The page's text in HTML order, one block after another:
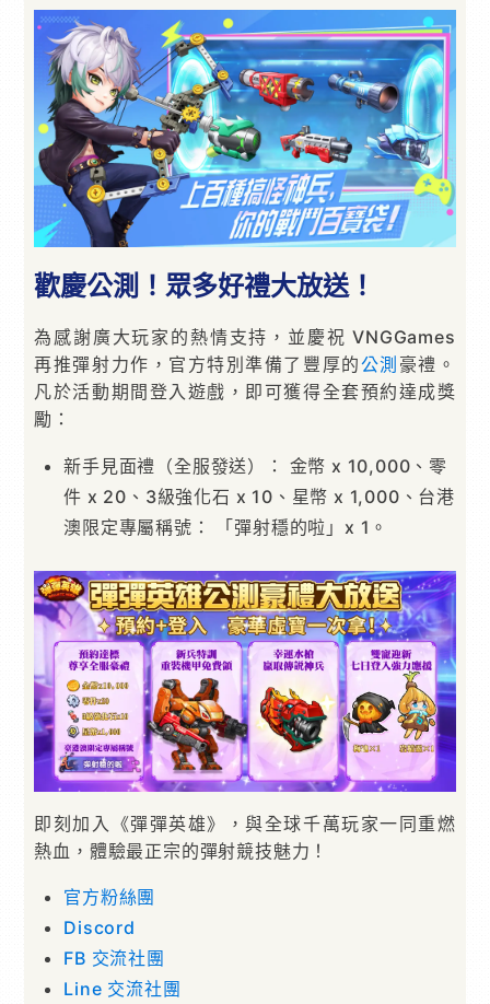
歡慶公測！眾多好禮大放送！
為感謝廣大玩家的熱情支持，並慶祝 VNGGames
再推彈射力作，官方特別準備了豐厚的公測 豪禮。
凡於活動期間登入遊戲，即可獲得全套預約達成獎
勵：
新手見面禮（全服發送）： 金幣 x 10,000、零
件 x 20、3級強化石 x 10、星幣 x 1,000、台港
澳限定專屬稱號： 「彈射穩的啦」x 1。
即刻加入《彈彈英雄》，與全球千萬玩家一同重燃
熱血，體驗最正宗的彈射競技魅力！
官方粉絲團
Discord
FB 交流社團
Line 交流社團